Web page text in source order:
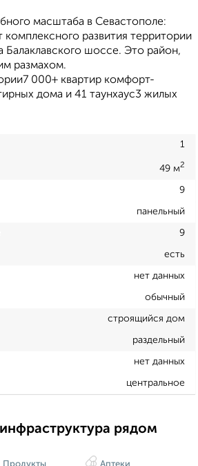
масштаба в Севастополе:
развития территории
Балаклавского шоссе. Это район,
размахом.
000+ квартир комфорт-
дома и 41 таунхаус3 жилых
1
49 м2
9
панельный
9
есть
нет данных
обычный
строящийся дом
раздельный
нет данных
центральное
рядом